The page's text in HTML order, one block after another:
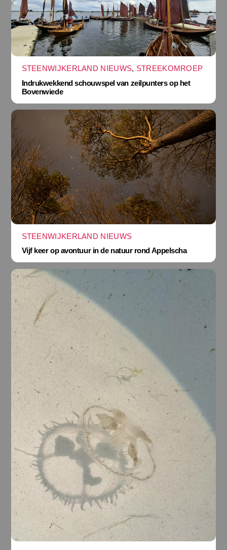
STEENWIJKERLAND NIEUWS, STREEKOMROEP
Indrukwekkend schouwspel van zeilpunters op het
Bovenwiede
STEENWIJKERLAND NIEUWS
Vijf keer op avontuur in de natuur rond Appelscha